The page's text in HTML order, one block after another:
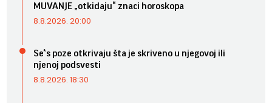
MUVANJE „otkidaju“ znaci horoskopa
8.8.2026. 20:00
Se*s poze otkrivaju šta je skriveno u njegovoj ili
njenoj podsvesti
8.8.2026. 18:30